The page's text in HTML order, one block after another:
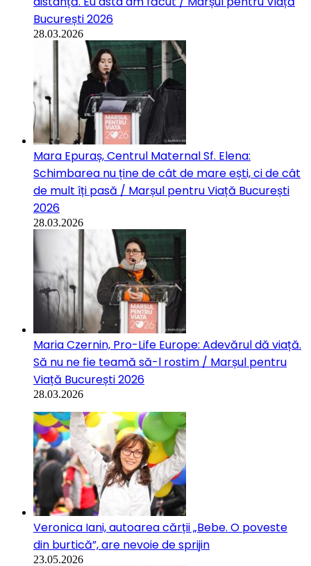
București 2026
28.03.2026
Mara Epuraș, Centrul Maternal Sf. Elena:
Schimbarea nu ține de cât de mare ești, ci de cât
de mult îți pasă / Marșul pentru Viață București
2026
28.03.2026
Maria Czernin, Pro-Life Europe: Adevărul dă viață.
Să nu ne fie teamă să-l rostim / Marșul pentru
Viață București 2026
28.03.2026
Veronica Iani, autoarea cărții „Bebe. O poveste
din burtică”, are nevoie de sprijin
23.05.2026